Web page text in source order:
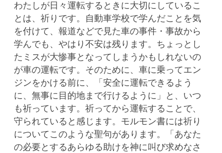
わたしが日々運転するときに大切にしているこ
とは、祈りです。自動車学校で学んだことを気
を付けて、報道などで見た車の事件・事故から
学んでも、やはり不安は残ります。ちょっとし
たミスが大惨事となってしまうかもしれないの
が車の運転です。そのために、車に乗ってエン
ジンをかける前に、「安全に運転できるよう
に、無事に目的地まで行けるように」と、いつ
も祈っています。祈ってから運転することで、
守られていると感じます。モルモン書には祈り
についてこのような聖句があります。「あなた
の必要とするあらゆる助けを神に叫び求めなさ